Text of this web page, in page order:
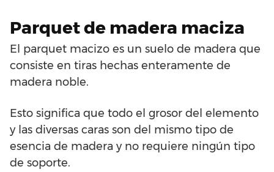
Parquet de madera maciza
El parquet macizo es un suelo de madera que
consiste en tiras hechas enteramente de
madera noble.
Esto significa que todo el grosor del elemento
y las diversas caras son del mismo tipo de
esencia de madera y no requiere ningún tipo
de soporte.